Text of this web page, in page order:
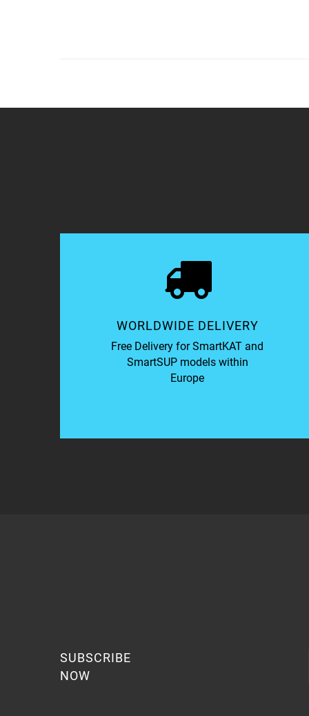
WORLDWIDE DELIVERY
Free Delivery for SmartKAT and
SmartSUP models within
Europe
SUBSCRIBE
NOW